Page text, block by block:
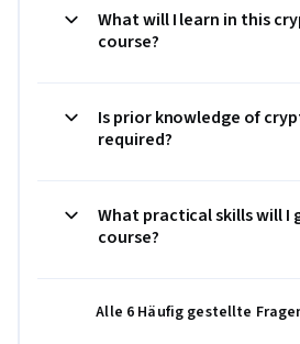
What will I learn in this
course?
Is prior knowledge of
required?
What practical skills will I
course?
Alle 6 Häufig gestellte